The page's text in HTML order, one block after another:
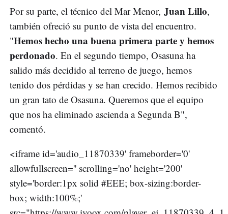
Por su parte, el técnico del Mar Menor, Juan Lillo,
también ofreció su punto de vista del encuentro.
"Hemos hecho una buena primera parte y hemos
perdonado. En el segundo tiempo, Osasuna ha
salido más decidido al terreno de juego, hemos
tenido dos pérdidas y se han crecido. Hemos recibido
un gran tato de Osasuna. Queremos que el equipo
que nos ha eliminado ascienda a Segunda B",
comentó.
<iframe id='audio_11870339' frameborder='0'
allowfullscreen='' scrolling='no' height='200'
style='border:1px solid #EEE; box-sizing:border-
box; width:100%;'